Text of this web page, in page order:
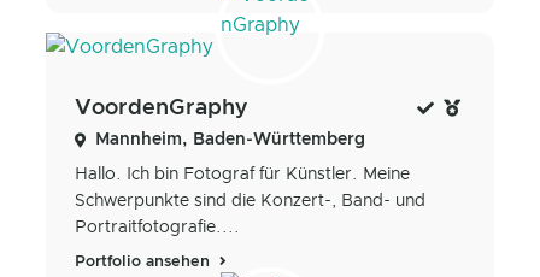
VoordenGraphy
Mannheim, Baden-Württemberg
Hallo. Ich bin Fotograf für Künstler. Meine
Schwerpunkte sind die Konzert-, Band- und
Portraitfotografie....
Portfolio ansehen